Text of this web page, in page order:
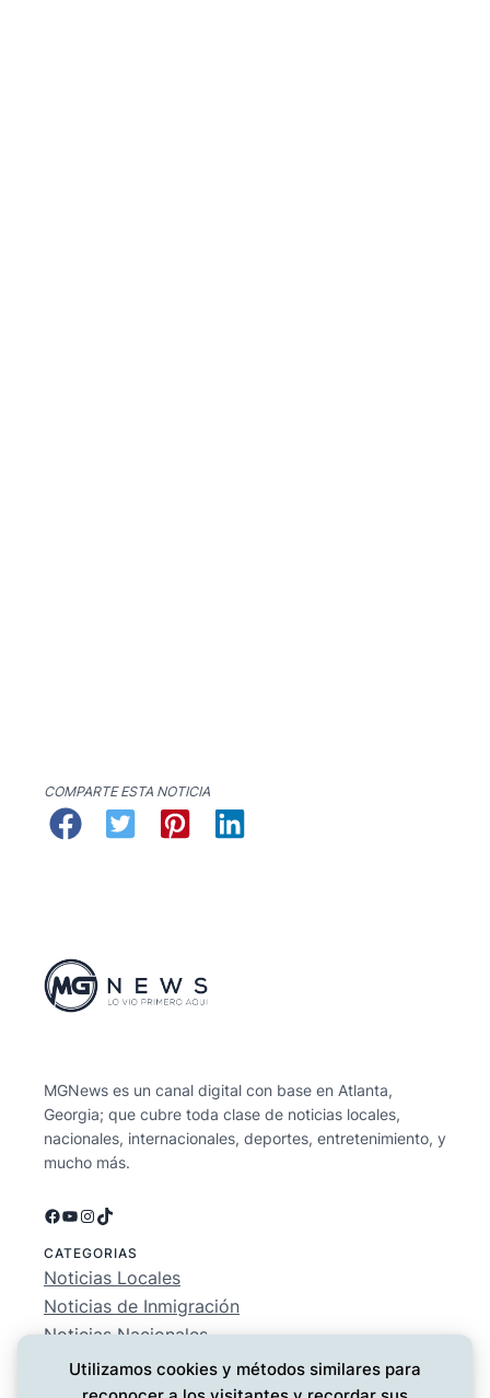
COMPARTE ESTA NOTICIA
MGNews es un canal digital con base en Atlanta,
Georgia; que cubre toda clase de noticias locales,
nacionales, internacionales, deportes, entretenimiento, y
mucho más.
Facebook
YouTube
Instagram
TikTok
CATEGORIAS
Noticias Locales
Noticias de Inmigración
Noticias Nacionales
Deportes
Entretenimiento
Utilizamos cookies y métodos similares para